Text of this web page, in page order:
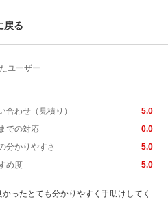
戻る
ユーザー
合わせ（見積り）
5.0
での対応
0.0
分かりやすさ
5.0
め度
5.0
ったとても分かりやすく手助けしてく